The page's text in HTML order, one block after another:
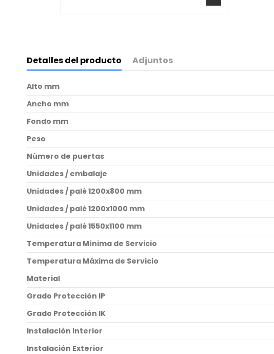
Detalles del producto Adjuntos
Alto mm
Ancho mm
Fondo mm
Peso
Número de puertas
Unidades / embalaje
Unidades / palé 1200x800 mm
Unidades / palé 1200x1000 mm
Unidades / palé 1550x1100 mm
Temperatura Mínima de Servicio
Temperatura Máxima de Servicio
Material
Grado Protección IP
Grado Protección IK
Instalación Interior
Instalación Exterior